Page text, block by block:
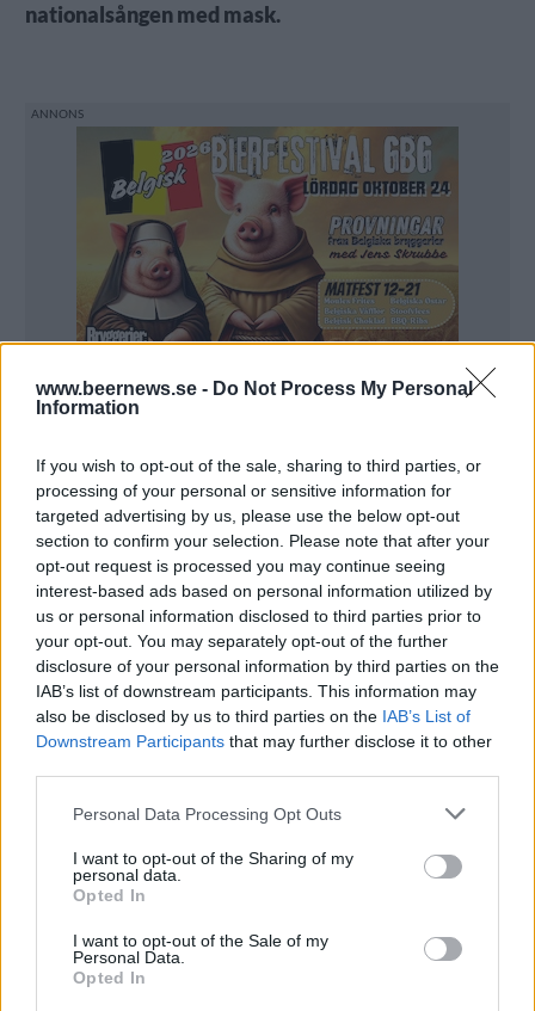
www.beernews.se - Do Not Process My Personal
Information
If you wish to opt-out of the sale, sharing to third parties, or
processing of your personal or sensitive information for
targeted advertising by us, please use the below opt-out
section to confirm your selection. Please note that after your
opt-out request is processed you may continue seeing
interest-based ads based on personal information utilized by
us or personal information disclosed to third parties prior to
your opt-out. You may separately opt-out of the further
disclosure of your personal information by third parties on the
IAB’s list of downstream participants. This information may
also be disclosed by us to third parties on the IAB’s List of
Downstream Participants that may further disclose it to other
Personal Data Processing Opt Outs
I want to opt-out of the Sharing of my
personal data.
Opted In
I want to opt-out of the Sale of my
Personal Data.
Opted In
nationalsången med mask.
Tusentals brittiska pubar planerar att visa fotbolls-
EM och det blir förstås en bra chans att få in extra
pengar efter en lång period där pubarna varit
stängda.
Men fortfarande gäller restriktioner och det skapar
problem.
Grupper på fler än sex personer inomhus och 30
personer utomhus är förbjudna, och det stannar inte
Gästerna förväntas nämligen sitta hela tiden och
om England gör mål i en match?
Redan före matcherna kan det bli problem. Under